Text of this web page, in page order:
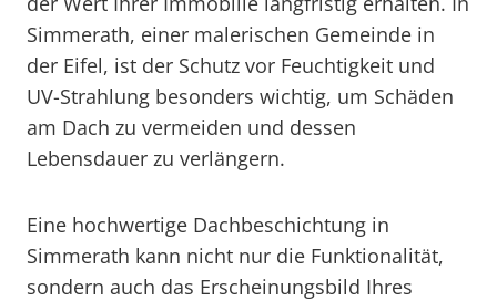
Simmerath, einer malerischen Gemeinde in
der Eifel, ist der Schutz vor Feuchtigkeit und
UV-Strahlung besonders wichtig, um Schäden
am Dach zu vermeiden und dessen
Lebensdauer zu verlängern.
Eine hochwertige Dachbeschichtung in
Simmerath kann nicht nur die Funktionalität,
sondern auch das Erscheinungsbild Ihres